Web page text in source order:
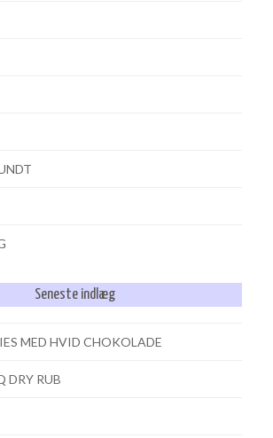
Seneste indlæg
MED HVID CHOKOLADE
DRY RUB